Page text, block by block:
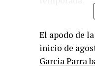
El apodo de
inicio de
Garcia Parra